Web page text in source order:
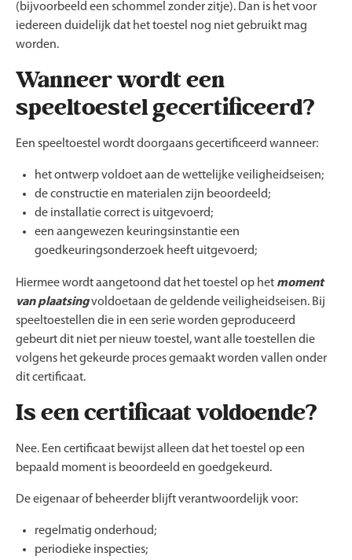
(bijvoorbeeld een schommel zonder zitje). Dan is het voor
iedereen duidelijk dat het toestel nog niet gebruikt mag
worden.
Wanneer wordt een
speeltoestel gecertificeerd?
Een speeltoestel wordt doorgaans gecertificeerd wanneer:
het ontwerp voldoet aan de wettelijke veiligheidseisen;
de constructie en materialen zijn beoordeeld;
de installatie correct is uitgevoerd;
een aangewezen keuringsinstantie een
goedkeuringsonderzoek heeft uitgevoerd;
Hiermee wordt aangetoond dat het toestel op het moment
van plaatsingvoldoetaan de geldende veiligheidseisen. Bij
speeltoestellen die in een serie worden geproduceerd
gebeurt dit niet per nieuw toestel, want alle toestellen die
volgens het gekeurde proces gemaakt worden vallen onder
dit certificaat.
Is een certificaat voldoende?
Nee. Een certificaat bewijst alleen dat het toestel op een
bepaald moment is beoordeeld en goedgekeurd.
De eigenaar of beheerder blijft verantwoordelijk voor:
regelmatig onderhoud;
periodieke inspecties;